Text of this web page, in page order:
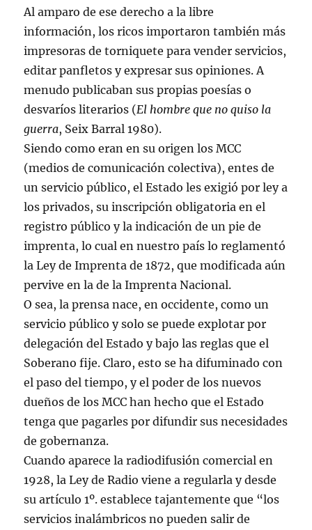
Al amparo de ese derecho a la libre
información, los ricos importaron también más
impresoras de torniquete para vender servicios,
editar panfletos y expresar sus opiniones. A
menudo publicaban sus propias poesías o
desvaríos literarios (El hombre que no quiso la
guerra, Seix Barral 1980).
Siendo como eran en su origen los MCC
(medios de comunicación colectiva), entes de
un servicio público, el Estado les exigió por ley a
los privados, su inscripción obligatoria en el
registro público y la indicación de un pie de
imprenta, lo cual en nuestro país lo reglamentó
la Ley de Imprenta de 1872, que modificada aún
pervive en la de la Imprenta Nacional.
O sea, la prensa nace, en occidente, como un
servicio público y solo se puede explotar por
delegación del Estado y bajo las reglas que el
Soberano fije. Claro, esto se ha difuminado con
el paso del tiempo, y el poder de los nuevos
dueños de los MCC han hecho que el Estado
tenga que pagarles por difundir sus necesidades
de gobernanza.
Cuando aparece la radiodifusión comercial en
1928, la Ley de Radio viene a regularla y desde
su artículo 1º. establece tajantemente que “los
servicios inalámbricos no pueden salir de